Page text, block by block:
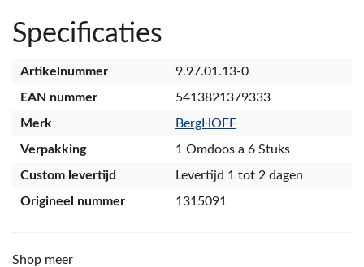
Specificaties
Artikelnummer
9.97.01.13-0
EAN nummer
5413821379333
Merk
BergHOFF
Verpakking
1 Omdoos a 6 Stuks
Custom levertijd
Levertijd 1 tot 2 dagen
Origineel nummer
1315091
Shop meer